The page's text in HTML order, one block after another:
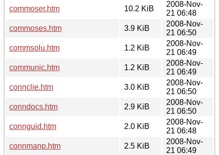
commoser.htm 10.2 KiB
2008-Nov-
21 06:48
commoses.htm
3.9 KiB
2008-Nov-
21 06:50
commsolu.htm
1.2 KiB
2008-Nov-
21 06:49
communic.htm
1.2 KiB
2008-Nov-
21 06:49
connclie.htm
3.0 KiB
2008-Nov-
21 06:50
conndocs.htm
2.9 KiB
2008-Nov-
21 06:50
connguid.htm
2.0 KiB
2008-Nov-
21 06:48
connmanp.htm
2.5 KiB
2008-Nov-
21 06:49